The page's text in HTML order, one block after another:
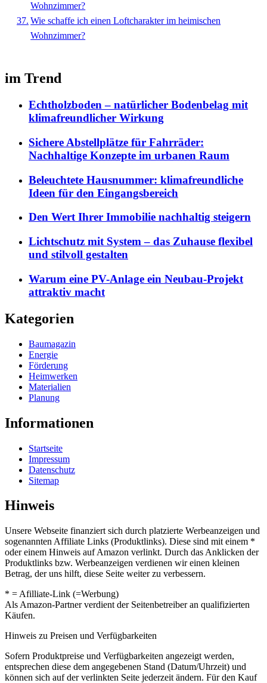
Wohnzimmer?
Wie schaffe ich einen Loftcharakter im heimischen
Wohnzimmer?
im Trend
Echtholzboden – natürlicher Bodenbelag mit
klimafreundlicher Wirkung
Sichere Abstellplätze für Fahrräder:
Nachhaltige Konzepte im urbanen Raum
Beleuchtete Hausnummer: klimafreundliche
Ideen für den Eingangsbereich
Den Wert Ihrer Immobilie nachhaltig steigern
Lichtschutz mit System – das Zuhause flexibel
und stilvoll gestalten
Warum eine PV-Anlage ein Neubau-Projekt
attraktiv macht
Kategorien
Baumagazin
Energie
Förderung
Heimwerken
Materialien
Planung
Informationen
Startseite
Impressum
Datenschutz
Sitemap
Hinweis
Unsere Webseite finanziert sich durch platzierte Werbeanzeigen und
sogenannten Affiliate Links (Produktlinks). Diese sind mit einem *
oder einem Hinweis auf Amazon verlinkt. Durch das Anklicken der
Produktlinks bzw. Werbeanzeigen verdienen wir einen kleinen
Betrag, der uns hilft, diese Seite weiter zu verbessern.
* = Afilliate-Link (=Werbung)
Als Amazon-Partner verdient der Seitenbetreiber an qualifizierten
Käufen.
Hinweis zu Preisen und Verfügbarkeiten
Sofern Produktpreise und Verfügbarkeiten angezeigt werden,
entsprechen diese dem angegebenen Stand (Datum/Uhrzeit) und
können sich auf der verlinkten Seite jederzeit ändern. Für den Kauf